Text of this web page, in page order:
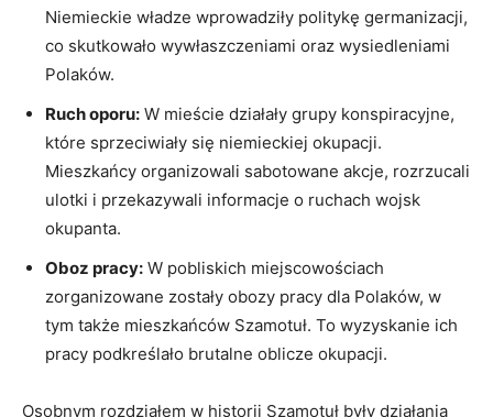
Niemieckie władze wprowadziły politykę germanizacji,
co skutkowało wywłaszczeniami oraz wysiedleniami
Polaków.
Ruch oporu: W mieście działały grupy konspiracyjne,
które sprzeciwiały się niemieckiej okupacji.
Mieszkańcy organizowali sabotowane akcje, rozrzucali
ulotki i przekazywali informacje o ruchach wojsk
okupanta.
Oboz pracy: W pobliskich miejscowościach
zorganizowane zostały obozy pracy dla Polaków, w
tym także mieszkańców Szamotuł. To wyzyskanie ich
pracy podkreślało brutalne oblicze okupacji.
Osobnym rozdziałem w historii Szamotuł były działania